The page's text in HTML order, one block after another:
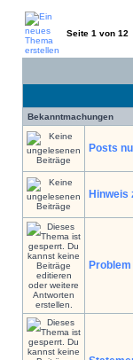
Seite 1 von 12
Bekanntmachungen
Posts
Hinweis